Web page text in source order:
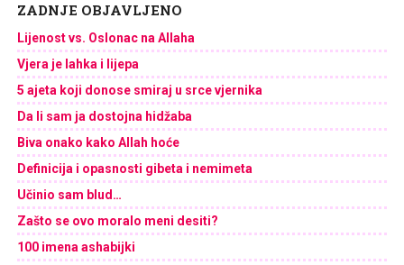
ZADNJE OBJAVLJENO
Lijenost vs. Oslonac na Allaha
Vjera je lahka i lijepa
5 ajeta koji donose smiraj u srce vjernika
Da li sam ja dostojna hidžaba
Biva onako kako Allah hoće
Definicija i opasnosti gibeta i nemimeta
Učinio sam blud…
Zašto se ovo moralo meni desiti?
100 imena ashabijki